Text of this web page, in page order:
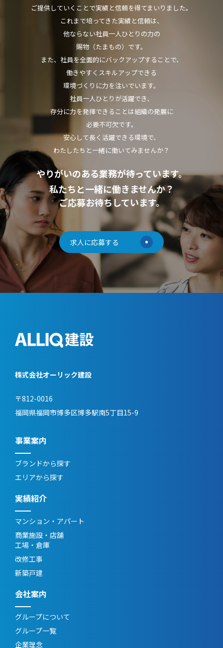
ご提供していくことで実績と信頼を得てまいりました。
これまで培ってきた実績と信頼は、
他ならない社員一人ひとりの力の
賜物（たまもの）です。
また、社員を全面的にバックアップすることで、
働きやすくスキルアップできる
環境づくりに力を注いでいます。
社員一人ひとりが活躍でき、
存分に力を発揮できることは組織の発展に
必要不可欠です。
安心して長く活躍できる環境で、
わたしたちと一緒に働いてみませんか？
やりがいのある業務が待っています。
私たちと一緒に働きませんか？
ご応募お待ちしています。
求人に応募する
株式会社オーリック建設
〒812-0016
福岡県福岡市博多区博多駅南5丁目15-9
事業案内
ブランドから探す
エリアから探す
実績紹介
マンション・アパート
商業施設・店舗
工場・倉庫
改修工事
新築戸建
会社案内
グループについて
グループ一覧
企業理念